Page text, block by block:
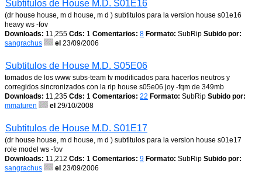
Subtitulos de House M.D. S01E16
(dr house house, m d house, m d ) subtitulos para la version house s01e16
heavy ws -fov
Downloads: 11,255 Cds: 1 Comentarios: 8 Formato: SubRip Subido por:
sangrachus
el 23/09/2006
Subtitulos de House M.D. S05E06
tomados de los www subs-team tv modificados para hacerlos neutros y
corregidos sincronizados con la rip house s05e06 joy -fqm de 349mb
Downloads: 11,235 Cds: 1 Comentarios: 22 Formato: SubRip Subido por:
mmaturen
el 29/10/2008
Subtitulos de House M.D. S01E17
(dr house house, m d house, m d ) subtitulos para la version house s01e17
role model ws -fov
Downloads: 11,212 Cds: 1 Comentarios: 9 Formato: SubRip Subido por:
sangrachus
el 23/09/2006